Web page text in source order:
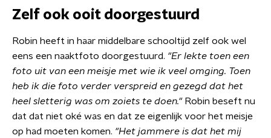
Zelf ook ooit doorgestuurd
Robin heeft in haar middelbare schooltijd zelf ook wel
eens een naaktfoto doorgestuurd. "Er lekte toen een
foto uit van een meisje met wie ik veel omging. Toen
heb ik die foto verder verspreid en gezegd dat het
heel sletterig was om zoiets te doen." Robin beseft nu
dat dat niet oké was en dat ze eigenlijk voor het meisje
op had moeten komen. "Het jammere is dat het mij